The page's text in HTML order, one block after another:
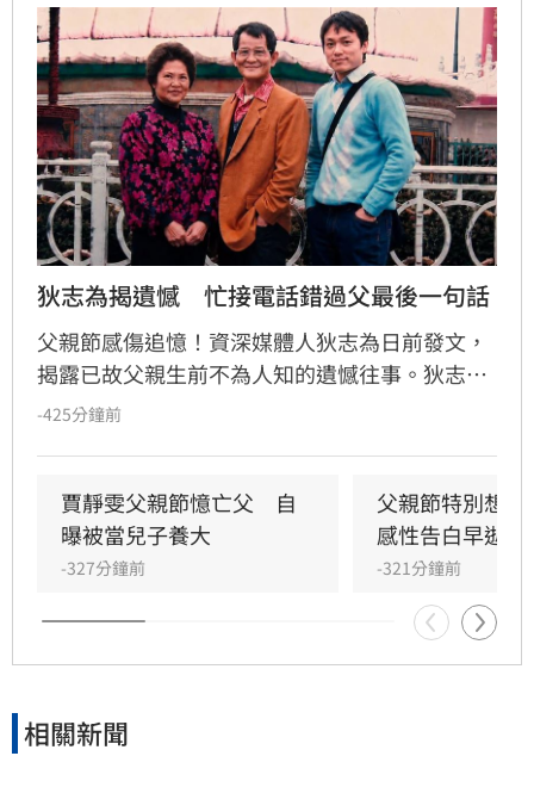
狄志為揭遺憾　忙接電話錯過父最後一句話
父親節感傷追憶！資深媒體人狄志為日前發文，
揭露已故父親生前不為人知的遺憾往事。狄志為
透露，父親一生以海為家，兩人相處時間極少，
在門外落淚。最讓狄志為心碎的是，當年陪病重
父親曬太陽時，自己因忙於接工作電話而忽視了
父親，沒想到那竟是父子最後的相處，父親回房
後便陷入永眠。這段錯過的對話成為他20年來心
中最深的遺憾，他以此感嘆，有些電話晚點接沒
關係，但錯過的親情與話語，可能再也無法挽
-425分鐘前
賈靜雯父親節憶亡父　自
曝被當兒子養大
-327分鐘前
父親節特別想
感性告白早逝父
-321分鐘前
相關新聞